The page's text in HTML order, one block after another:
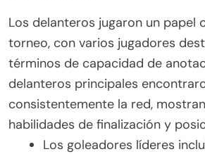
Los delanteros jugaron un papel
torneo, con varios jugadores
términos de capacidad de
delanteros principales
consistentemente la red,
habilidades de finalización y
Los goleadores líderes